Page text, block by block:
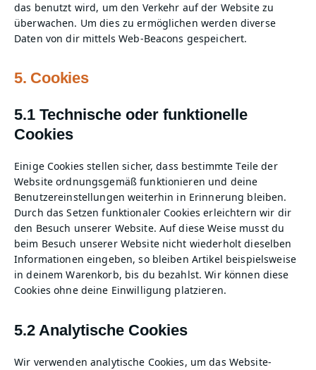
das benutzt wird, um den Verkehr auf der Website zu
überwachen. Um dies zu ermöglichen werden diverse
Daten von dir mittels Web-Beacons gespeichert.
5. Cookies
5.1 Technische oder funktionelle
Cookies
Einige Cookies stellen sicher, dass bestimmte Teile der
Website ordnungsgemäß funktionieren und deine
Benutzereinstellungen weiterhin in Erinnerung bleiben.
Durch das Setzen funktionaler Cookies erleichtern wir dir
den Besuch unserer Website. Auf diese Weise musst du
beim Besuch unserer Website nicht wiederholt dieselben
Informationen eingeben, so bleiben Artikel beispielsweise
in deinem Warenkorb, bis du bezahlst. Wir können diese
Cookies ohne deine Einwilligung platzieren.
5.2 Analytische Cookies
Wir verwenden analytische Cookies, um das Website-